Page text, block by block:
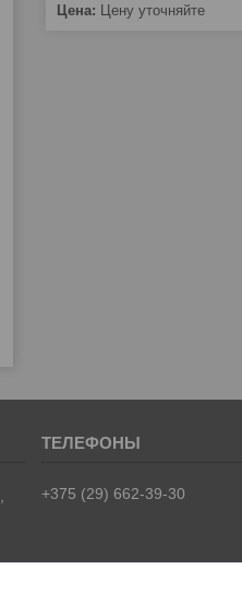
Цена: Цену уточняйте
+375 (29) 662-39-30